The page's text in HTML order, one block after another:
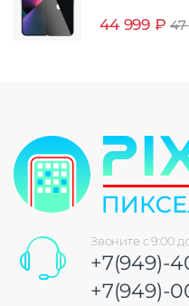
44 999 ₽ 47
Звоните с 9:00
+7(949)-
+7(949)-